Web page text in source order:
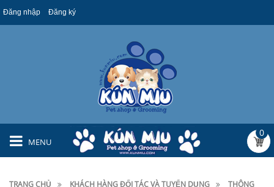
Đăng nhập Đăng ký
MENU
0
TRANG CHỦ KHÁCH HÀNG ĐỐI TÁC VÀ TUYỂN DỤNG
THÔNG